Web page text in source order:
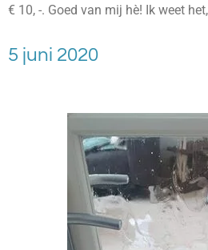
€ 10, -. Goed van mij hè! Ik weet
5 juni 2020